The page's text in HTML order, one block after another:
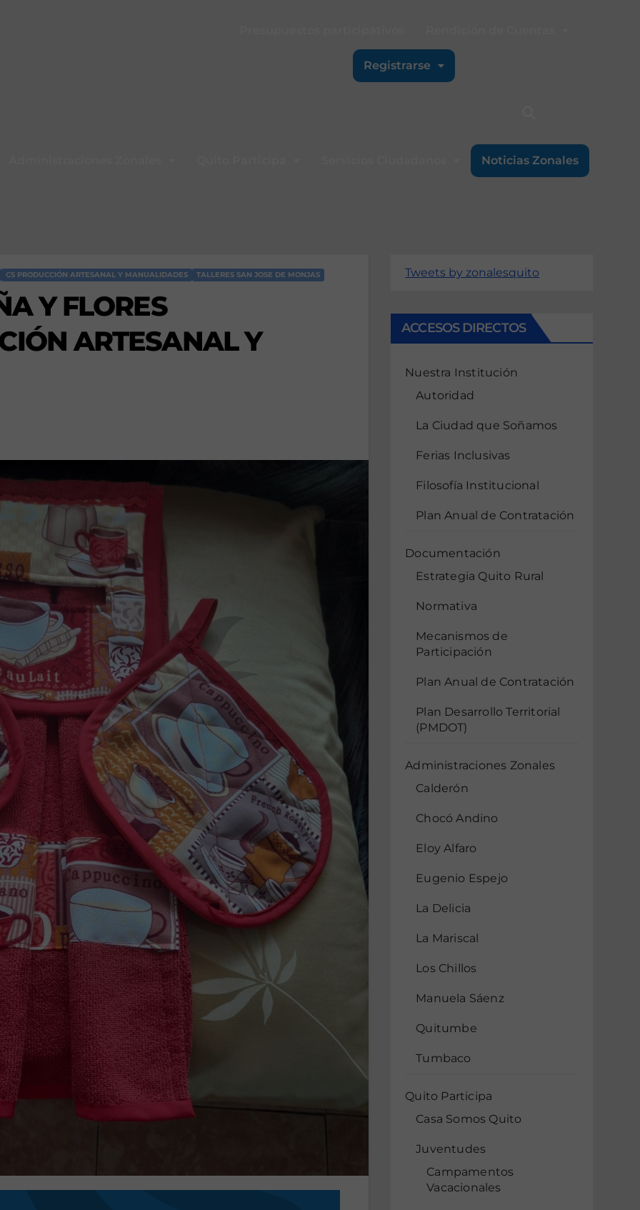
Registrarse
Noticias Zonales
CS PRODUCCIÓN ARTESANAL Y MANUALIDADES TALLERES SAN JOSE DE MONJAS
Y FLORES
ARTESANAL Y
Tweets by zonalesquito
ACCESOS DIRECTOS
Nuestra Institución
Autoridad
La Ciudad que Soñamos
Ferias Inclusivas
Filosofía Institucional
Plan Anual de Contratación
Documentación
Estrategia Quito Rural
Normativa
Mecanismos de
Participación
Plan Anual de Contratación
Plan Desarrollo Territorial
(PMDOT)
Administraciones Zonales
Calderón
Chocó Andino
Eloy Alfaro
Eugenio Espejo
La Delicia
La Mariscal
Los Chillos
Manuela Sáenz
Quitumbe
Tumbaco
Quito Participa
Casa Somos Quito
Juventudes
Campamentos
Vacacionales